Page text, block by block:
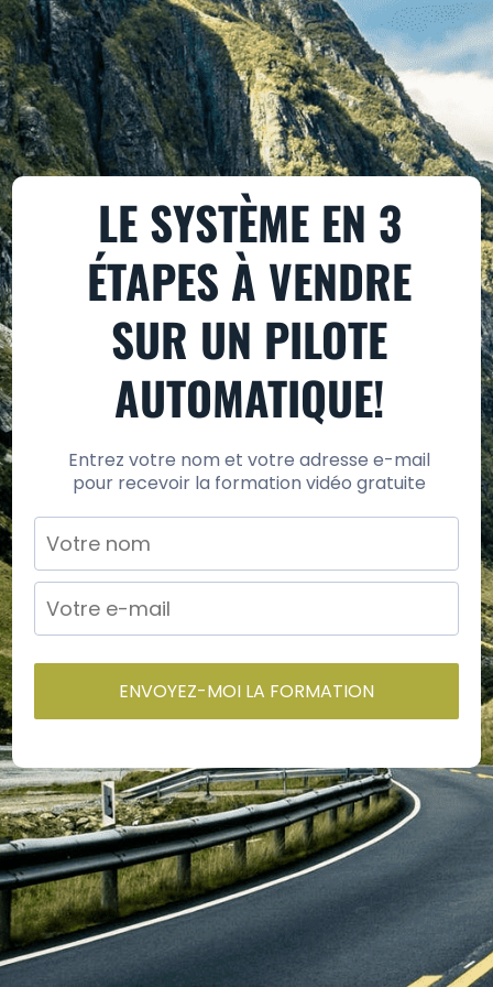
LE SYSTÈME EN 3
ÉTAPES À VENDRE
SUR UN PILOTE
AUTOMATIQUE!
Entrez votre nom et votre adresse e-mail
pour recevoir la formation vidéo gratuite
ENVOYEZ-MOI LA FORMATION